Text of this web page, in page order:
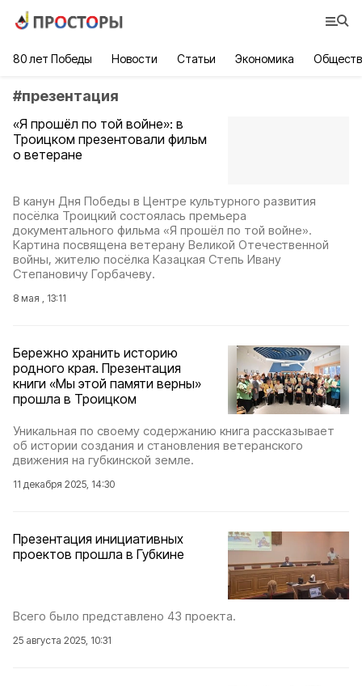
80 лет Победы Новости Статьи Экономика
#презентация
«Я прошёл по той войне»: в
Троицком презентовали фильм
о ветеране
В канун Дня Победы в Центре культурного развития
посёлка Троицкий состоялась премьера
документального фильма «Я прошёл по той войне».
Картина посвящена ветерану Великой Отечественной
войны, жителю посёлка Казацкая Степь Ивану
Степановичу Горбачеву.
8 мая , 13:11
Бережно хранить историю
родного края. Презентация
книги «Мы этой памяти верны»
прошла в Троицком
Уникальная по своему содержанию книга рассказывает
об истории создания и становления ветеранского
движения на губкинской земле.
11 декабря 2025, 14:30
Презентация инициативных
проектов прошла в Губкине
Всего было представлено 43 проекта.
25 августа 2025, 10:31